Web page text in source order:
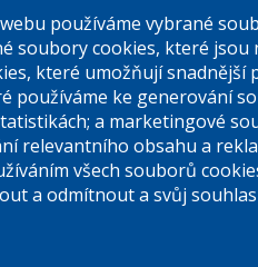
Městská
180 49
Tel.
používáme vybrané
soubory cookies, které jsou
které umožňují snadnější
používáme ke generování
a marketingové
relevantního obsahu a
všech souborů
a odmítnout a svůj